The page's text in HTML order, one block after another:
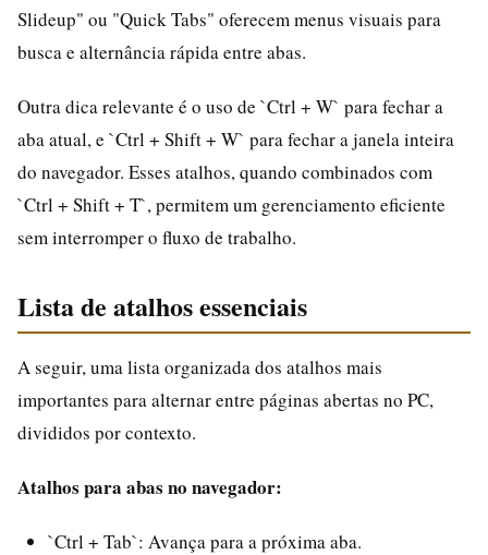
Slideup" ou "Quick Tabs" oferecem menus visuais para
busca e alternância rápida entre abas.
Outra dica relevante é o uso de `Ctrl + W` para fechar a
aba atual, e `Ctrl + Shift + W` para fechar a janela inteira
do navegador. Esses atalhos, quando combinados com
`Ctrl + Shift + T`, permitem um gerenciamento eficiente
sem interromper o fluxo de trabalho.
Lista de atalhos essenciais
A seguir, uma lista organizada dos atalhos mais
importantes para alternar entre páginas abertas no PC,
divididos por contexto.
Atalhos para abas no navegador:
`Ctrl + Tab`: Avança para a próxima aba.